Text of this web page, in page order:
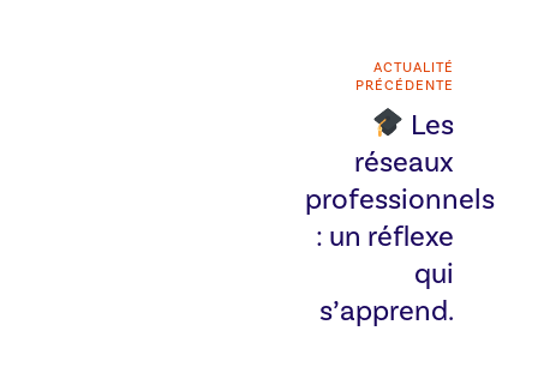
ACTUALITÉ
PRÉCÉDENTE
Les
réseaux
professionnels
: un réflexe
qui
s’apprend.